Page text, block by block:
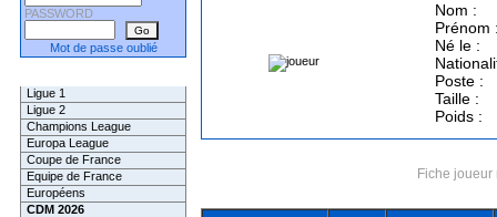
PASSWORD
Mot de passe oublié
Ligue 1
Ligue 2
Champions League
Europa League
Coupe de France
Equipe de France
Européens
CDM 2026
Nom :
Prénom
Né le :
Poste :
Taille :
Poids :
Fiche